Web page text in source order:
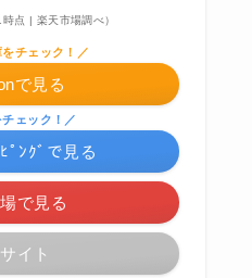
点 | 楽天市場調べ）
チェック！／
で見る
で見る
ェック！／
ﾟﾝｸﾞで見る
イト